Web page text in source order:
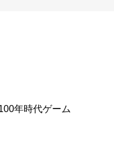
年時代ゲーム